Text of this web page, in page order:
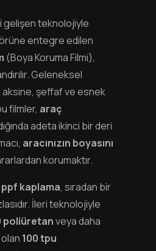
gelişen teknolojiyle
entegre edilen
(Boya Koruma Filmi),
Geleneksel
şeffaf ve esnek
filmler, araç
adeta ikinci bir deri
aracınızın boyasını
korumaktır.
kaplama, sıradan bir
İleri teknolojiyle
poliüretanveya daha
100 tpu